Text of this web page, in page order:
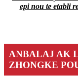
epi nou te etabli
ANBALAJ AK
ZHONGKE